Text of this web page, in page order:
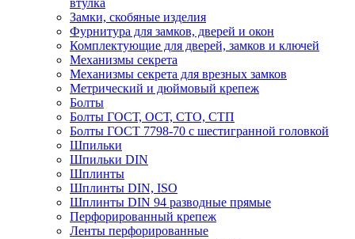
втулка
Замки, скобяные изделия
Фурнитура для замков, дверей и окон
Комплектующие для дверей, замков и ключей
Механизмы секрета
Механизмы секрета для врезных замков
Метрический и дюймовый крепеж
Болты
Болты ГОСТ, ОСТ, СТО, СТП
Болты ГОСТ 7798-70 с шестигранной головкой
Шпильки
Шпильки DIN
Шплинты
Шплинты DIN, ISO
Шплинты DIN 94 разводные прямые
Перфорированный крепеж
Ленты перфорированные